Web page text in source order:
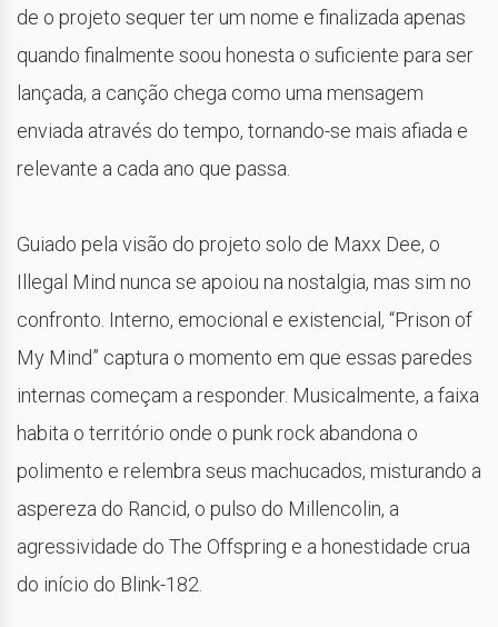
de o projeto sequer ter um nome e finalizada apenas
quando finalmente soou honesta o suficiente para ser
lançada, a canção chega como uma mensagem
enviada através do tempo, tornando-se mais afiada e
relevante a cada ano que passa.
Guiado pela visão do projeto solo de Maxx Dee, o
Illegal Mind nunca se apoiou na nostalgia, mas sim no
confronto. Interno, emocional e existencial, “Prison of
My Mind” captura o momento em que essas paredes
internas começam a responder. Musicalmente, a faixa
habita o território onde o punk rock abandona o
polimento e relembra seus machucados, misturando a
aspereza do Rancid, o pulso do Millencolin, a
agressividade do The Offspring e a honestidade crua
do início do Blink-182.